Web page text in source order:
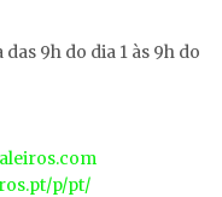
9h do dia 1 às 9h do
p/pt/